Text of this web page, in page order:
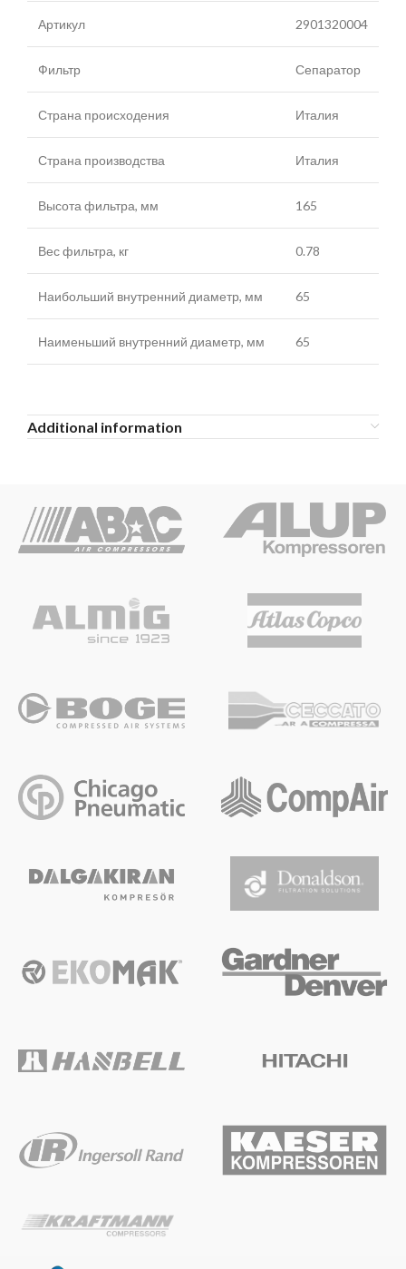
Артикул 2901320004
Фильтр Сепаратор
Страна происходения Италия
Страна производства Италия
Высота фильтра, мм 165
Вес фильтра, кг 0.78
Наибольший внутренний диаметр, мм 65
Наименьший внутренний диаметр, мм 65
Additional information